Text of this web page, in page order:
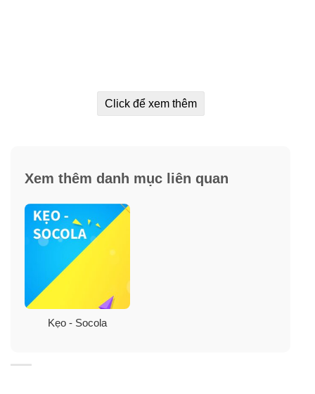
Click để xem thêm
Xem thêm danh mục liên quan
Kẹo - Socola